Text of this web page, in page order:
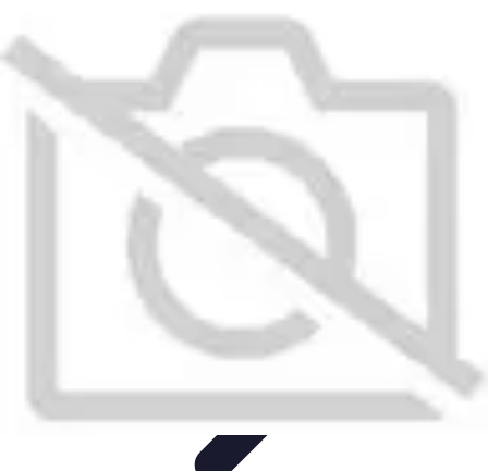
Prêts et Crédits
Crédits et Emprunts
financière
Crédits et Financements
Conseil Banque